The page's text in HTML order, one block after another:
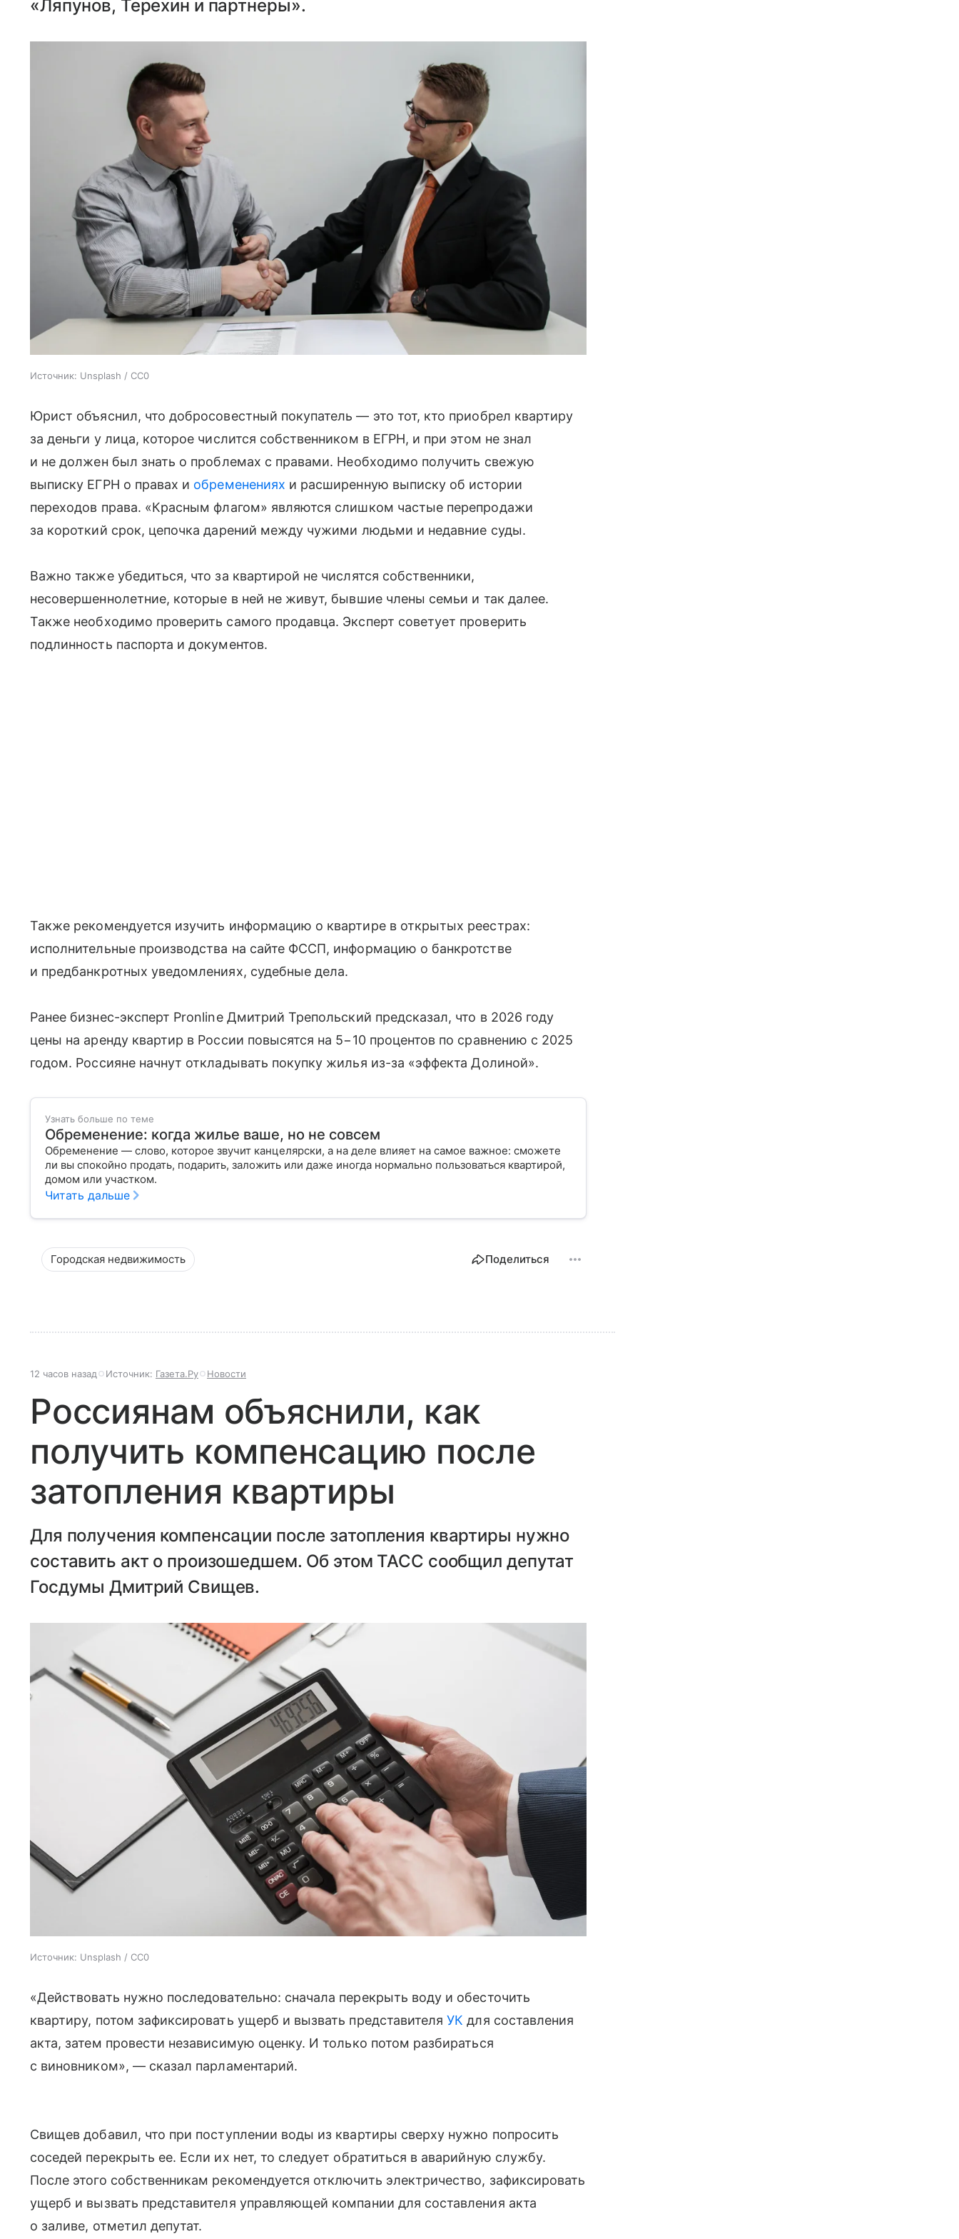
«Ляпунов, Терехин и партнеры».
Источник: Unsplash / CC0
Юрист объяснил, что добросовестный покупатель — это тот, кто приобрел квартиру
за деньги у лица, которое числится собственником в ЕГРН, и при этом не знал
и не должен был знать о проблемах с правами. Необходимо получить свежую
выписку ЕГРН о правах и обременениях и расширенную выписку об истории
переходов права. «Красным флагом» являются слишком частые перепродажи
за короткий срок, цепочка дарений между чужими людьми и недавние суды.
Важно также убедиться, что за квартирой не числятся собственники,
несовершеннолетние, которые в ней не живут, бывшие члены семьи и так далее.
Также необходимо проверить самого продавца. Эксперт советует проверить
подлинность паспорта и документов.
Также рекомендуется изучить информацию о квартире в открытых реестрах:
исполнительные производства на сайте ФССП, информацию о банкротстве
и предбанкротных уведомлениях, судебные дела.
Ранее бизнес-эксперт Pronline Дмитрий Трепольский предсказал, что в 2026 году
цены на аренду квартир в России повысятся на 5−10 процентов по сравнению с 2025
годом. Россияне начнут откладывать покупку жилья из-за «эффекта Долиной».
Узнать больше по теме
Обременение: когда жилье ваше, но не совсем
Обременение — слово, которое звучит канцелярски, а на деле влияет на самое важное: сможете
ли вы спокойно продать, подарить, заложить или даже иногда нормально пользоваться квартирой,
домом или участком.
Читать дальше
Городская недвижимость Поделиться
12 часов назад Источник: Газета.Ру Новости
Россиянам объяснили, как
получить компенсацию после
затопления квартиры
Для получения компенсации после затопления квартиры нужно
составить акт о произошедшем. Об этом ТАСС сообщил депутат
Госдумы Дмитрий Свищев.
Источник: Unsplash / CC0
«Действовать нужно последовательно: сначала перекрыть воду и обесточить
квартиру, потом зафиксировать ущерб и вызвать представителяУК для составления
акта, затем провести независимую оценку. И только потом разбираться
с виновником», — сказал парламентарий.
Свищев добавил, что при поступлении воды из квартиры сверху нужно попросить
соседей перекрыть ее. Если их нет, то следует обратиться в аварийную службу.
После этого собственникам рекомендуется отключить электричество, зафиксировать
ущерб и вызвать представителя управляющей компании для составления акта
о заливе, отметил депутат.